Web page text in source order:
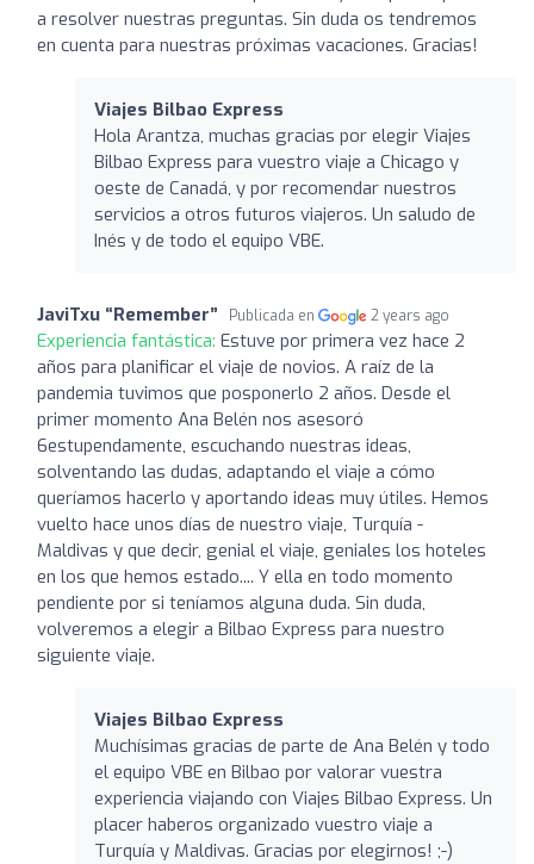
a resolver nuestras preguntas. Sin duda os tendremos
en cuenta para nuestras próximas vacaciones. Gracias!
Viajes Bilbao Express
Hola Arantza, muchas gracias por elegir Viajes
Bilbao Express para vuestro viaje a Chicago y
oeste de Canadá, y por recomendar nuestros
servicios a otros futuros viajeros. Un saludo de
Inés y de todo el equipo VBE.
JaviTxu “Remember” Publicada en 2 years ago
Experiencia fantástica: Estuve por primera vez hace 2
años para planificar el viaje de novios. A raíz de la
pandemia tuvimos que posponerlo 2 años. Desde el
primer momento Ana Belén nos asesoró
6estupendamente, escuchando nuestras ideas,
solventando las dudas, adaptando el viaje a cómo
queríamos hacerlo y aportando ideas muy útiles. Hemos
vuelto hace unos días de nuestro viaje, Turquía -
Maldivas y que decir, genial el viaje, geniales los hoteles
en los que hemos estado.... Y ella en todo momento
pendiente por si teníamos alguna duda. Sin duda,
volveremos a elegir a Bilbao Express para nuestro
siguiente viaje.
Viajes Bilbao Express
Muchísimas gracias de parte de Ana Belén y todo
el equipo VBE en Bilbao por valorar vuestra
experiencia viajando con Viajes Bilbao Express. Un
placer haberos organizado vuestro viaje a
Turquía y Maldivas. Gracias por elegirnos! ;-)